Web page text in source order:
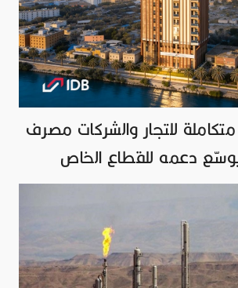
للتجار والشركات مصرف
يوسّع دعمه للقطاع الخاص